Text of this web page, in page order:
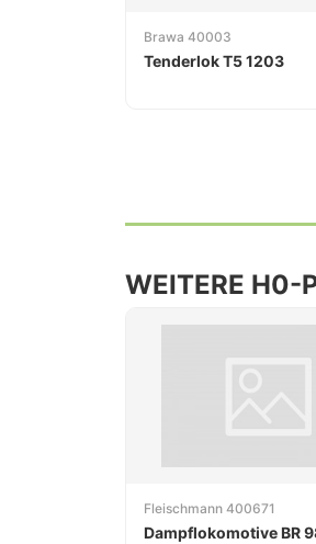
Brawa 40003
Tenderlok T5 1203
WEITERE H0-
Fleischmann 400671
Dampflokomotive BR